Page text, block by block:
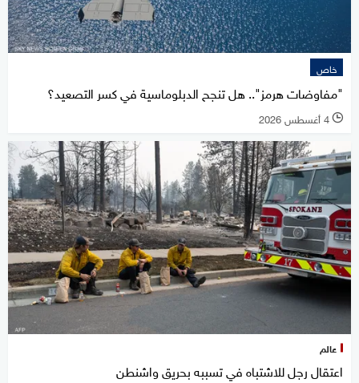
خاص
"مفاوضات هرمز".. هل تنجح الدبلوماسية في كسر التصعيد؟
l 4 أغسطس 2026
عالم
اعتقال رجل للاشتباه في تسببه بحريق واشنطن